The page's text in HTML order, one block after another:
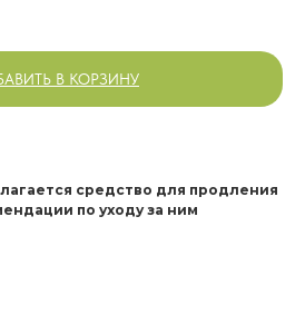
В КОРЗИНУ
средство для продления
по уходу за ним